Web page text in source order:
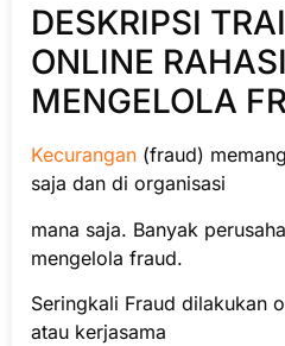
DESKRIPSI
ONLINE
MENGELOLA
Kecurangan (fraud)
saja dan di organisasi
mana saja. Banyak
mengelola fraud.
Seringkali Fraud dilakukan
atau kerjasama